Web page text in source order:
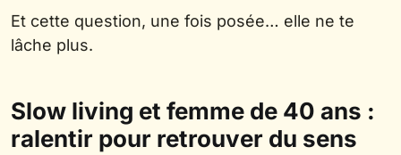
Et cette question, une fois posée… elle ne te
lâche plus.
Slow living et femme de 40 ans :
ralentir pour retrouver du sens